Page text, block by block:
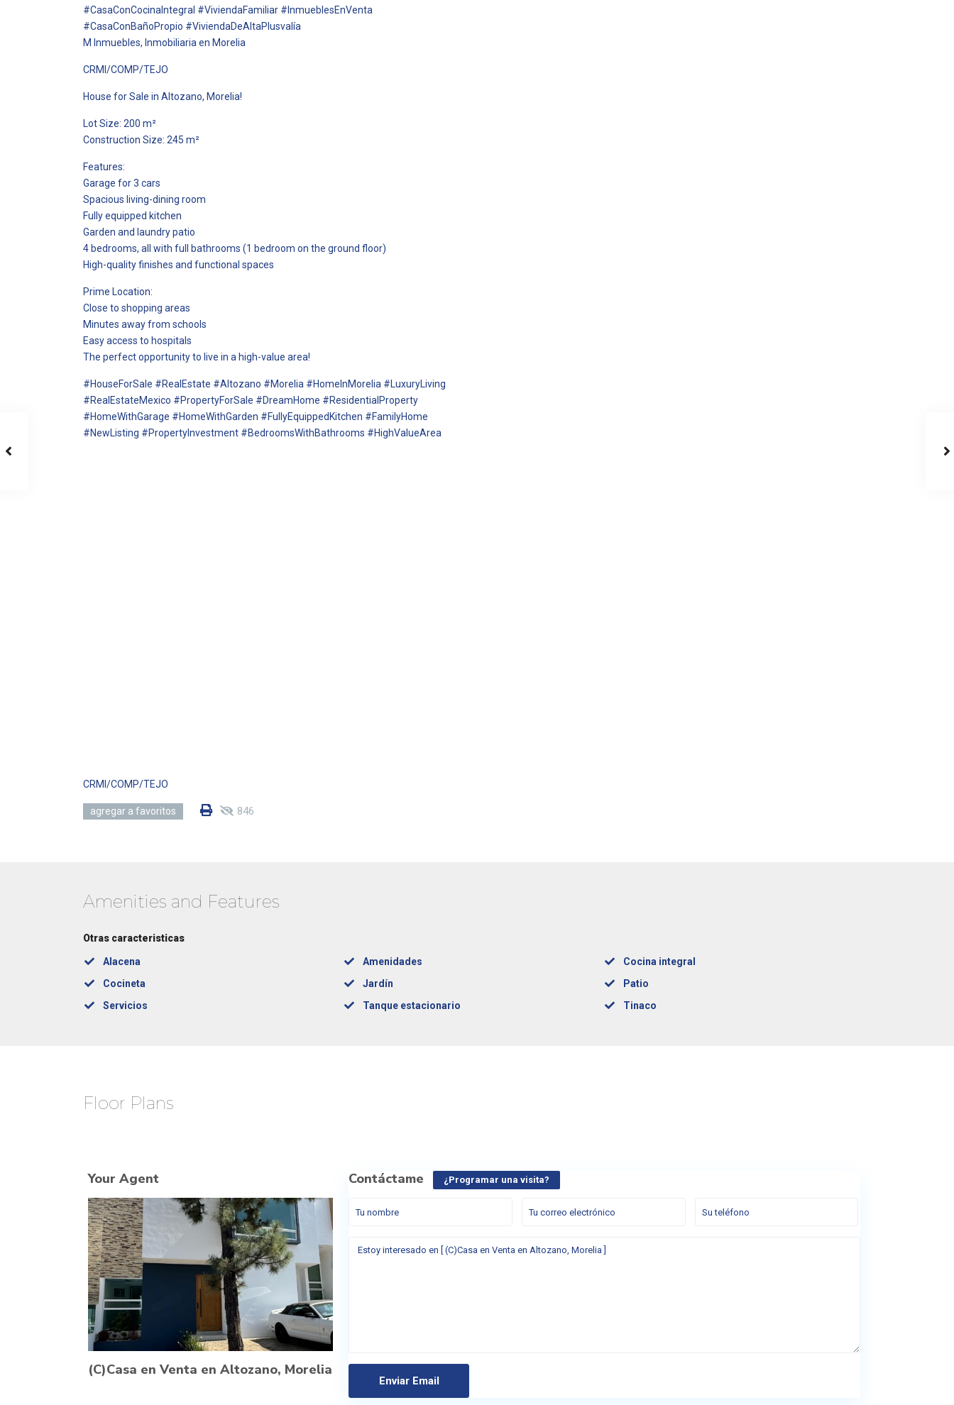
#CasaConCocinaIntegral #ViviendaFamiliar #InmueblesEnVenta
#CasaConBañoPropio #ViviendaDeAltaPlusvalía
M Inmuebles, Inmobiliaria en Morelia
CRMI/COMP/TEJO
House for Sale in Altozano, Morelia!
Lot Size: 200 m²
Construction Size: 245 m²
Features:
Garage for 3 cars
Spacious living-dining room
Fully equipped kitchen
Garden and laundry patio
4 bedrooms, all with full bathrooms (1 bedroom on the ground floor)
High-quality finishes and functional spaces
Prime Location:
Close to shopping areas
Minutes away from schools
Easy access to hospitals
The perfect opportunity to live in a high-value area!
#HouseForSale #RealEstate #Altozano #Morelia #HomeInMorelia #LuxuryLiving
#RealEstateMexico #PropertyForSale #DreamHome #ResidentialProperty
#HomeWithGarage #HomeWithGarden #FullyEquippedKitchen #FamilyHome
#NewListing #PropertyInvestment #BedroomsWithBathrooms #HighValueArea
CRMI/COMP/TEJO
agregar a favoritos 846
Amenities and Features
Otras caracteristicas
Alacena Amenidades
Cocina integral
Cocineta
Jardín
Patio
Servicios
Tanque estacionario Tinaco
Floor Plans
Your Agent
(C)Casa en Venta en Altozano, Morelia
Contáctame ¿Programar una visita?